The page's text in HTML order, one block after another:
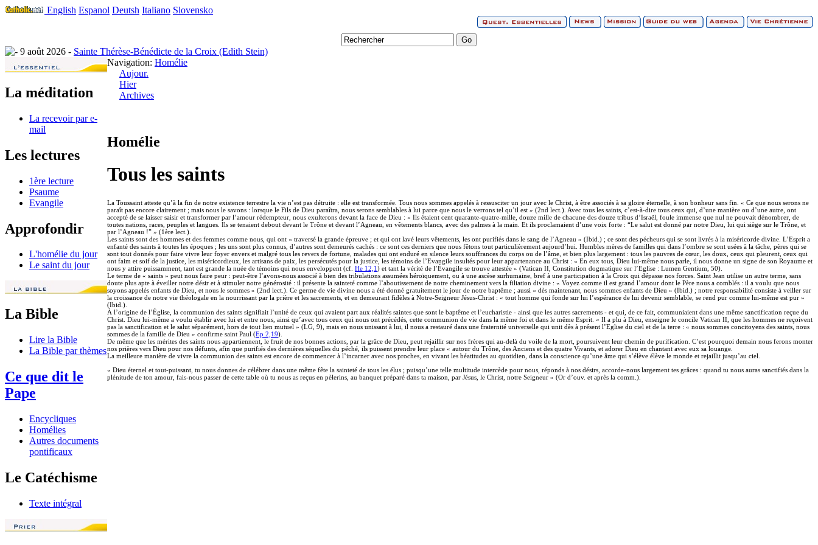
English Espanol Deutsh Italiano Slovensko
9 août 2026 - Sainte Thérèse-Bénédicte de la Croix (Edith Stein)
La méditation
La recevoir par e-
mail
Les lectures
1ère lecture
Psaume
Evangile
Approfondir
L'homélie du jour
Le saint du jour
La Bible
Lire la Bible
La Bible par thèmes
Ce que dit le
Pape
Encycliques
Homélies
Autres documents
pontificaux
Le Catéchisme
Texte intégral
Navigation: Homélie
Aujour.
Hier
Archives
Homélie
Tous les saints
La Toussaint atteste qu’à la fin de notre existence terrestre la vie n’est pas détruite : elle est transformée. Tous nous sommes appelés à ressusciter un jour avec le Christ, à être associés à sa gloire éternelle, à son bonheur sans fin. « Ce que nous serons ne
paraît pas encore clairement ; mais nous le savons : lorsque le Fils de Dieu paraîtra, nous serons semblables à lui parce que nous le verrons tel qu’il est » (2nd lect.). Avec tous les saints, c’est-à-dire tous ceux qui, d’une manière ou d’une autre, ont
accepté de se laisser saisir et transformer par l’amour rédempteur, nous exulterons devant la face de Dieu : « Ils étaient cent quarante-quatre-mille, douze mille de chacune des douze tribus d’Israël, foule immense que nul ne pouvait dénombrer, de
toutes nations, races, peuples et langues. Ils se tenaient debout devant le Trône et devant l’Agneau, en vêtements blancs, avec des palmes à la main. Et ils proclamaient d’une voix forte : “Le salut est donné par notre Dieu, lui qui siège sur le Trône, et
par l’Agneau !” » (1ère lect.).
Les saints sont des hommes et des femmes comme nous, qui ont « traversé la grande épreuve ; et qui ont lavé leurs vêtements, les ont purifiés dans le sang de l’Agneau » (Ibid.) ; ce sont des pécheurs qui se sont livrés à la miséricorde divine. L’Esprit a
enfanté des saints à toutes les époques ; les uns sont plus connus, d’autres sont demeurés cachés : ce sont ces derniers que nous fêtons tout particulièrement aujourd’hui. Humbles mères de familles qui dans l’ombre se sont usées à la tâche, pères qui se
sont tout donnés pour faire vivre leur foyer envers et malgré tous les revers de fortune, malades qui ont enduré en silence leurs souffrances du corps ou de l’âme, et bien plus largement : tous les pauvres de cœur, les doux, ceux qui pleurent, ceux qui
ont faim et soif de la justice, les miséricordieux, les artisans de paix, les persécutés pour la justice, les témoins de l’Evangile insultés pour leur appartenance au Christ : « En eux tous, Dieu lui-même nous parle, il nous donne un signe de son Royaume et
nous y attire puissamment, tant est grande la nuée de témoins qui nous enveloppent (cf. He 12,1) et tant la vérité de l’Évangile se trouve attestée » (Vatican II, Constitution dogmatique sur l’Eglise : Lumen Gentium, 50).
Le terme de « saints » peut nous faire peur : peut-être l’avons-nous associé à bien des tribulations assumées héroïquement, ou à une ascèse surhumaine, bref à une participation à la Croix qui dépasse nos forces. Saint Jean utilise un autre terme, sans
doute plus apte à éveiller notre désir et à stimuler notre générosité : il présente la sainteté comme l’aboutissement de notre cheminement vers la filiation divine : « Voyez comme il est grand l’amour dont le Père nous a comblés : il a voulu que nous
soyons appelés enfants de Dieu, et nous le sommes » (2nd lect.). Ce germe de vie divine nous a été donné gratuitement le jour de notre baptême ; aussi « dès maintenant, nous sommes enfants de Dieu » (Ibid.) ; notre responsabilité consiste à veiller sur
la croissance de notre vie théologale en la nourrissant par la prière et les sacrements, et en demeurant fidèles à Notre-Seigneur Jésus-Christ : « tout homme qui fonde sur lui l’espérance de lui devenir semblable, se rend pur comme lui-même est pur »
(Ibid.).
À l’origine de l’Église, la communion des saints signifiait l’unité de ceux qui avaient part aux réalités saintes que sont le baptême et l’eucharistie - ainsi que les autres sacrements - et qui, de ce fait, communiaient dans une même sanctification reçue du
Christ. Dieu lui-même a voulu établir avec lui et entre nous, ainsi qu’avec tous ceux qui nous ont précédés, cette communion de vie dans la même foi et dans le même Esprit. « Il a plu à Dieu, enseigne le concile Vatican II, que les hommes ne reçoivent
pas la sanctification et le salut séparément, hors de tout lien mutuel » (LG, 9), mais en nous unissant à lui, il nous a restauré dans une fraternité universelle qui unit dès à présent l’Eglise du ciel et de la terre : « nous sommes concitoyens des saints, nous
sommes de la famille de Dieu » confirme saint Paul (Ep 2,19).
De même que les mérites des saints nous appartiennent, le fruit de nos bonnes actions, par la grâce de Dieu, peut rejaillir sur nos frères qui au-delà du voile de la mort, poursuivent leur chemin de purification. C’est pourquoi demain nous ferons monter
nos prières vers Dieu pour nos défunts, afin que purifiés des dernières séquelles du péché, ils puissent prendre leur place « autour du Trône, des Anciens et des quatre Vivants, et adorer Dieu en chantant avec eux sa louange.
La meilleure manière de vivre la communion des saints est encore de commencer à l’incarner avec nos proches, en vivant les béatitudes au quotidien, dans la conscience qu’une âme qui s’élève élève le monde et rejaillit jusqu’au ciel.
« Dieu éternel et tout-puissant, tu nous donnes de célébrer dans une même fête la sainteté de tous les élus ; puisqu’une telle multitude intercède pour nous, réponds à nos désirs, accorde-nous largement tes grâces : quand tu nous auras sanctifiés dans la
plénitude de ton amour, fais-nous passer de cette table où tu nous as reçus en pèlerins, au banquet préparé dans ta maison, par Jésus, le Christ, notre Seigneur » (Or d’ouv. et après la comm.).